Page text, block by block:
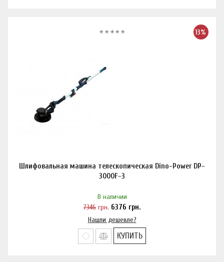
13%
Шлифовальная машина телескопическая Dino-Power DP-
3000F-3
В наличии
7346 грн. 6376 грн.
Нашли дешевле?
КУПИТЬ